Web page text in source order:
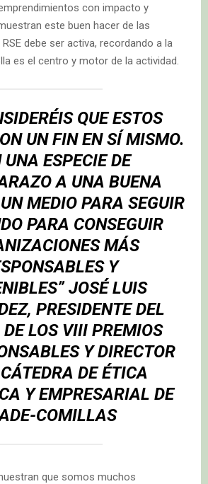
con impacto y
este buen hacer de las
debe ser activa, recordando a la
es el centro y motor de la actividad.
QUE ESTOS
UN FIN EN SÍ MISMO.
UNA ESPECIE DE
A UNA BUENA
MEDIO PARA SEGUIR
PARA CONSEGUIR
MÁS
Y
JOSÉ LUIS
, PRESIDENTE DEL
LOS VIII PREMIOS
Y DIRECTOR
DE ÉTICA
Y EMPRESARIAL DE
COMILLAS
que somos muchos